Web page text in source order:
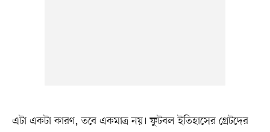
এটা একটা কারণ, তবে একমাত্র নয়। ফুটবল ইতিহাসের গ্রেটদের